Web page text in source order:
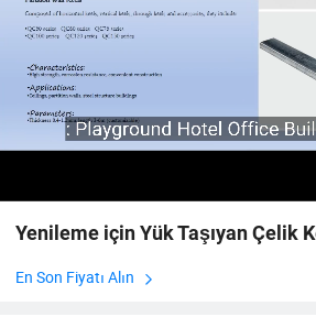
Yenileme için Yük Taşıyan Çelik
En Son Fiyatı Alın